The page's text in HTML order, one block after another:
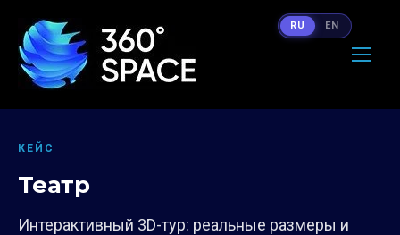
КЕЙС
Театр
Интерактивный 3D-тур: реальные размеры и
RU EN